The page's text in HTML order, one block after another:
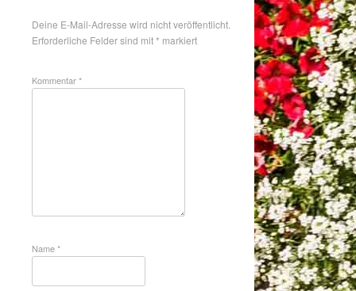
Deine E-Mail-Adresse wird nicht veröffentlicht.
Erforderliche Felder sind mit* markiert
Kommentar*
Name*